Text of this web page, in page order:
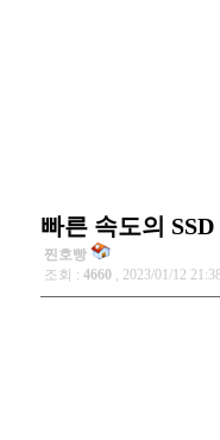
빠른 속도의
찐호빵
조회 : 4660 , 2023/01/12